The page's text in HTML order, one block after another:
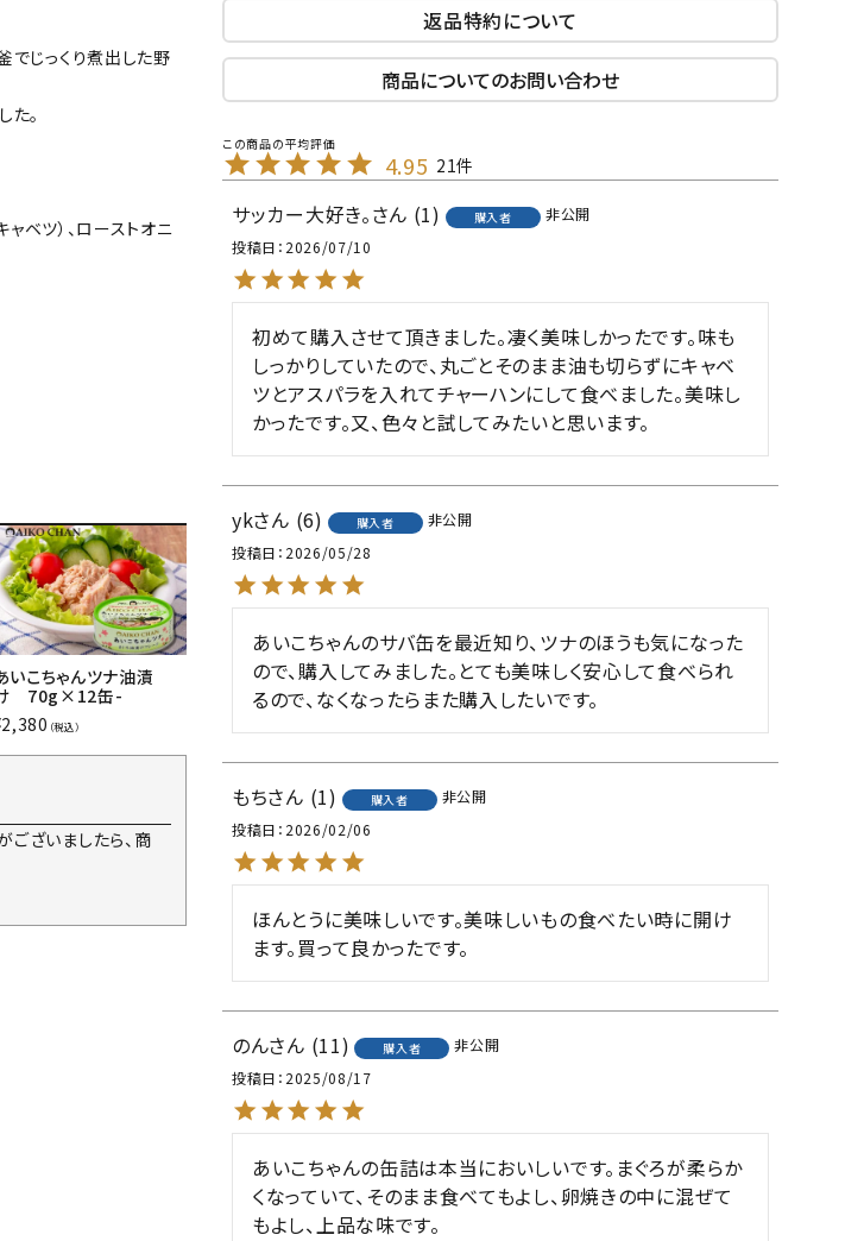
でじっくり煮出した野
。
ベツ）、ローストオニ
いこちゃんツナ油漬
70g×12缶-
2,380 （税込）
ございましたら、商
返品特約について
商品についてのお問い合わせ
4.95 21
サッカー大好き。 1 購入者
非公開
投稿日 2026/07/10
初めて購入させて頂きました。凄く美味しかったです。味も
しっかりしていたので、丸ごとそのまま油も切らずにキャベ
ツとアスパラを入れてチャーハンにして食べました。美味し
かったです。又、色々と試してみたいと思います。
yk 6 購入者
非公開
投稿日 2026/05/28
あいこちゃんのサバ缶を最近知り、ツナのほうも気になった
ので、購入してみました。とても美味しく安心して食べられ
るので、なくなったらまた購入したいです。
もち 1 購入者
非公開
投稿日 2026/02/06
ほんとうに美味しいです。美味しいもの食べたい時に開け
ます。買って良かったです。
のん 11 購入者
非公開
投稿日 2025/08/17
あいこちゃんの缶詰は本当においしいです。まぐろが柔らか
くなっていて、そのまま食べてもよし、卵焼きの中に混ぜて
もよし、上品な味です。